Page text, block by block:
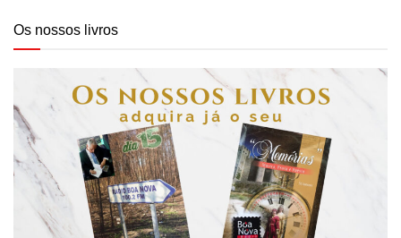
Os nossos livros